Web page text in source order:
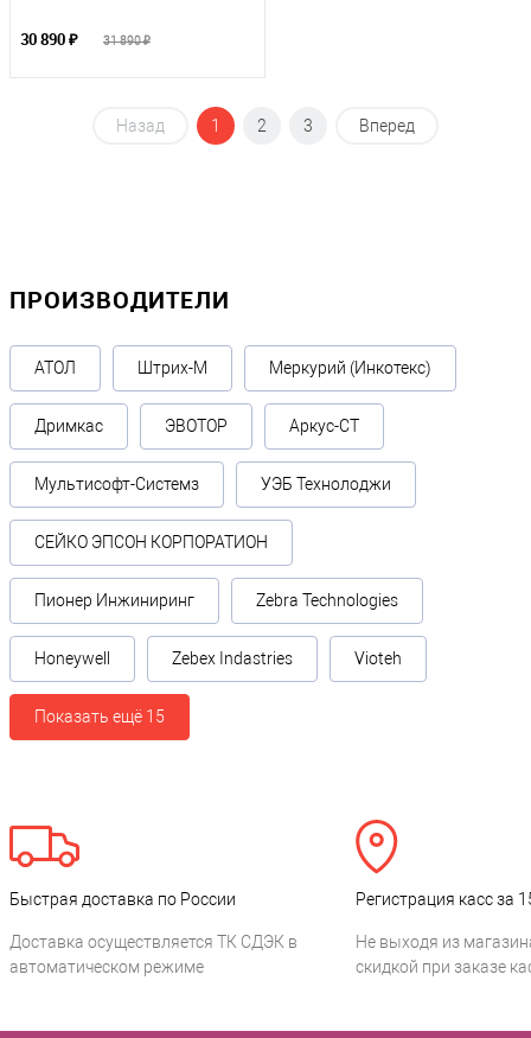
30 890 ₽ 31 890 ₽
Назад 1 2 3 Вперед
ПРОИЗВОДИТЕЛИ
АТОЛ Штрих-М Меркурий (Инкотекс)
Дримкас ЭВОТОР Аркус-СТ
Мультисофт-Системз УЭБ Технолоджи
СЕЙКО ЭПСОН КОРПОРАТИОН
Пионер Инжиниринг Zebra Technologies
Honeywell Zebex Indastries Vioteh
Показать ещё 15
Быстрая доставка по России
Доставка осуществляется ТК СДЭК в
автоматическом режиме
Регистрация касс за
Не выходя из
скидкой при заказе